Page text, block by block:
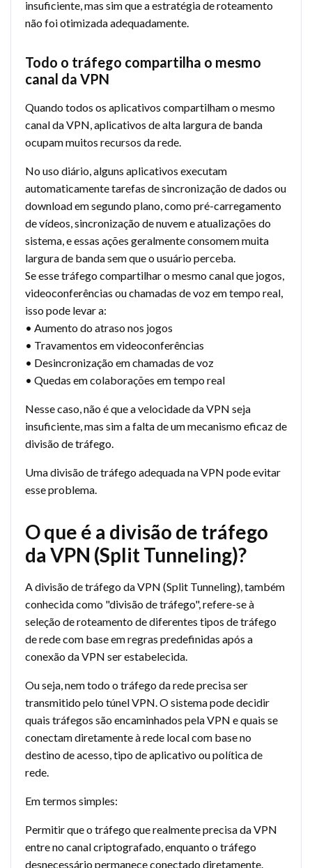
insuficiente, mas sim que a estratégia de roteamento
não foi otimizada adequadamente.
Todo o tráfego compartilha o mesmo
canal da VPN
Quando todos os aplicativos compartilham o mesmo
canal da VPN, aplicativos de alta largura de banda
ocupam muitos recursos da rede.
No uso diário, alguns aplicativos executam
automaticamente tarefas de sincronização de dados ou
download em segundo plano, como pré-carregamento
de vídeos, sincronização de nuvem e atualizações do
sistema, e essas ações geralmente consomem muita
largura de banda sem que o usuário perceba.
Se esse tráfego compartilhar o mesmo canal que jogos,
videoconferências ou chamadas de voz em tempo real,
isso pode levar a:
• Aumento do atraso nos jogos
• Travamentos em videoconferências
• Desincronização em chamadas de voz
• Quedas em colaborações em tempo real
Nesse caso, não é que a velocidade da VPN seja
insuficiente, mas sim a falta de um mecanismo eficaz de
divisão de tráfego.
Uma divisão de tráfego adequada na VPN pode evitar
esse problema.
O que é a divisão de tráfego
da VPN (Split Tunneling)?
A divisão de tráfego da VPN (Split Tunneling), também
conhecida como "divisão de tráfego", refere-se à
seleção de roteamento de diferentes tipos de tráfego
de rede com base em regras predefinidas após a
conexão da VPN ser estabelecida.
Ou seja, nem todo o tráfego da rede precisa ser
transmitido pelo túnel VPN. O sistema pode decidir
quais tráfegos são encaminhados pela VPN e quais se
conectam diretamente à rede local com base no
destino de acesso, tipo de aplicativo ou política de
rede.
Em termos simples:
Permitir que o tráfego que realmente precisa da VPN
entre no canal criptografado, enquanto o tráfego
desnecessário permanece conectado diretamente.